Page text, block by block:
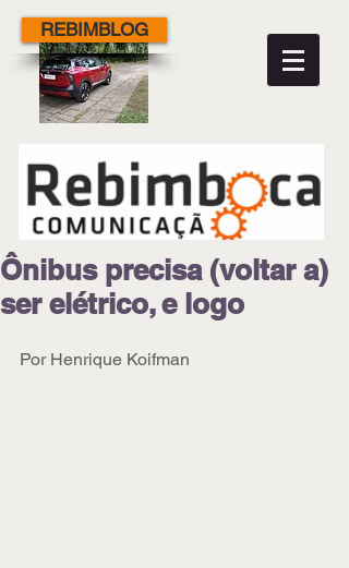
REBIMBLOG
Ônibus precisa (voltar a)
ser elétrico, e logo
Por Henrique Koifman